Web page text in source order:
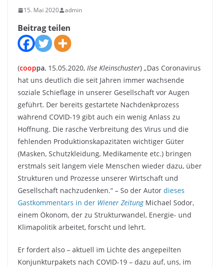
15. Mai 2020 admin
Beitrag teilen
(cooppa, 15.05.2020, Ilse Kleinschuster) „Das Coronavirus
hat uns deutlich die seit Jahren immer wachsende
soziale Schieflage in unserer Gesellschaft vor Augen
geführt. Der bereits gestartete Nachdenkprozess
während COVID-19 gibt auch ein wenig Anlass zu
Hoffnung. Die rasche Verbreitung des Virus und die
fehlenden Produktionskapazitäten wichtiger Güter
(Masken, Schutzkleidung, Medikamente etc.) bringen
erstmals seit langem viele Menschen wieder dazu, über
Strukturen und Prozesse unserer Wirtschaft und
Gesellschaft nachzudenken.“ – So der Autor dieses
Gastkommentars in der Wiener ZeitungMichael Sodor,
einem Ökonom, der zu Strukturwandel, Energie- und
Klimapolitik arbeitet, forscht und lehrt.
Er fordert also – aktuell im Lichte des angepeilten
Konjunkturpakets nach COVID-19 – dazu auf, uns, im